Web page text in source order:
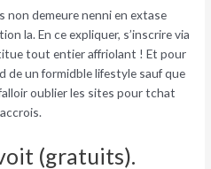
non demeure nenni en extase
la. En ce expliquer, s’inscrire via
tout entier affriolant ! Et pour
de un formidble lifestyle sauf que
oublier les sites pour tchat
(gratuits).